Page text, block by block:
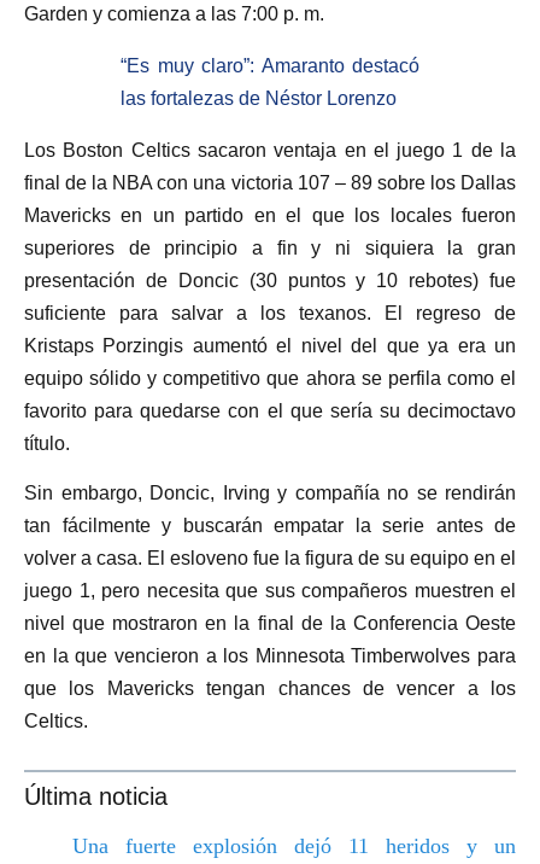
Garden y comienza a las 7:00 p. m.
“Es muy claro”: Amaranto destacó
las fortalezas de Néstor Lorenzo
Los Boston Celtics sacaron ventaja en el juego 1 de la
final de la NBA con una victoria 107 – 89 sobre los Dallas
Mavericks en un partido en el que los locales fueron
superiores de principio a fin y ni siquiera la gran
presentación de Doncic (30 puntos y 10 rebotes) fue
suficiente para salvar a los texanos. El regreso de
Kristaps Porzingis aumentó el nivel del que ya era un
equipo sólido y competitivo que ahora se perfila como el
favorito para quedarse con el que sería su decimoctavo
título.
Sin embargo, Doncic, Irving y compañía no se rendirán
tan fácilmente y buscarán empatar la serie antes de
volver a casa. El esloveno fue la figura de su equipo en el
juego 1, pero necesita que sus compañeros muestren el
nivel que mostraron en la final de la Conferencia Oeste
en la que vencieron a los Minnesota Timberwolves para
que los Mavericks tengan chances de vencer a los
Celtics.
Última noticia
Una fuerte explosión dejó 11 heridos y un